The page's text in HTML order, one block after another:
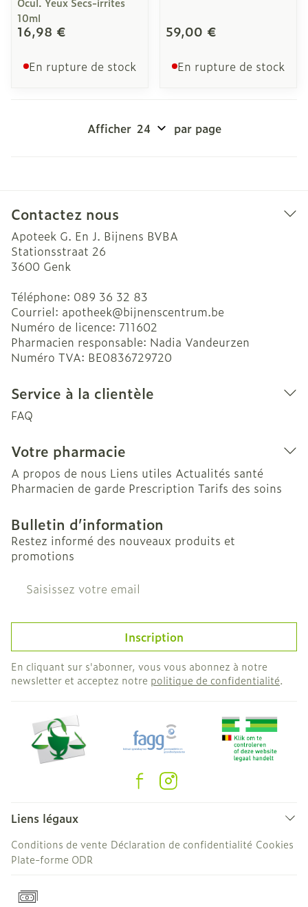
10ml
16,98 €
En rupture de stock
59,00 €
En rupture de stock
Afficher par page
Contactez nous
Apoteek G. En J. Bijnens BVBA
Stationsstraat 26
3600 Genk
Téléphone: 089 36 32 83
Courriel: apotheek@bijnenscentrum.be
Numéro de licence: 711602
Pharmacien responsable: Nadia Vandeurzen
Numéro TVA: BE0836729720
Service à la clientèle
FAQ
Votre pharmacie
A propos de nous Liens utiles Actualités santé
Pharmacien de garde Prescription Tarifs des soins
Bulletin d’information
Restez informé des nouveaux produits et
promotions
Adresse mail
Inscription
En cliquant sur s'abonner, vous vous abonnez à notre
newsletter et acceptez notre politique de confidentialité.
Liens légaux
Conditions de vente Déclaration de confidentialité Cookies
Plate-forme ODR